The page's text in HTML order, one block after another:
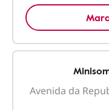
Avenida da